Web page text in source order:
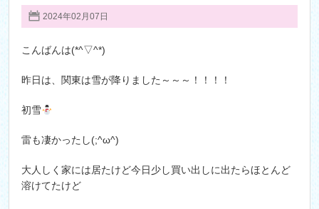
2024年02月07日
こんばんは(*^▽^*)
昨日は、関東は雪が降りました～～～！！！！
初雪
雷も凄かったし(;^ω^)
大人しく家には居たけど今日少し買い出しに出たらほとんど
溶けてたけど